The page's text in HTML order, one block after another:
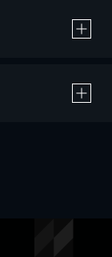
購入 / レンタルです。
のポイント還元です。